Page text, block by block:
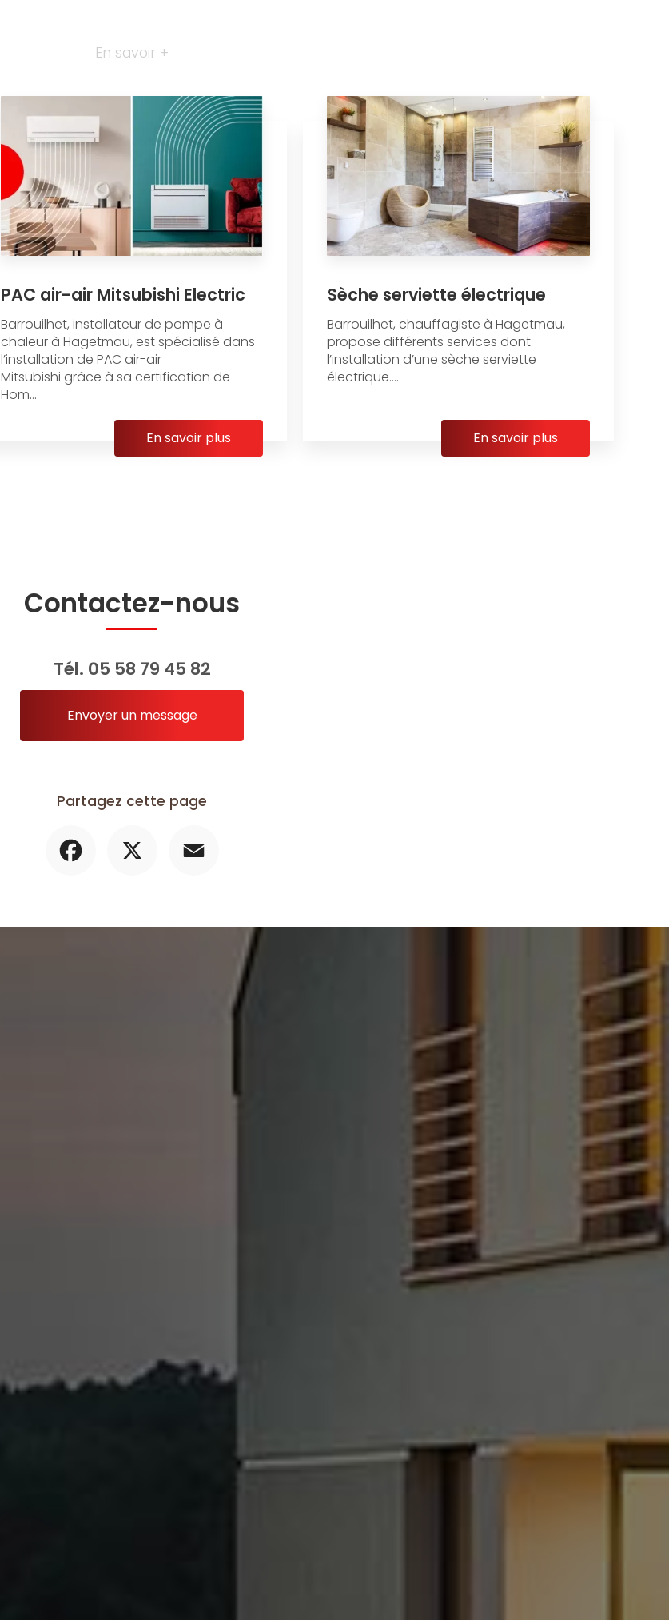
En savoir +
PAC air-air Mitsubishi Electric
Barrouilhet, installateur de pompe à
chaleur à Hagetmau, est spécialisé dans
l’installation de PAC air-air
Mitsubishi grâce à sa certification de
Hom...
En savoir plus
Sèche serviette électrique
Barrouilhet, chauffagiste à Hagetmau,
propose différents services dont
l’installation d’une sèche serviette
électrique....
En savoir plus
Contactez-nous
Tél. 05 58 79 45 82
Envoyer un message
Partagez cette page